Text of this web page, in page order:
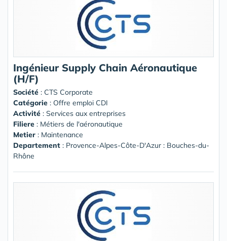
Ingénieur Supply Chain Aéronautique
(H/F)
Société : CTS Corporate
Catégorie : Offre emploi CDI
Activité : Services aux entreprises
Filiere : Métiers de l'aéronautique
Metier : Maintenance
Departement : Provence-Alpes-Côte-D'Azur : Bouches-du-
Rhône